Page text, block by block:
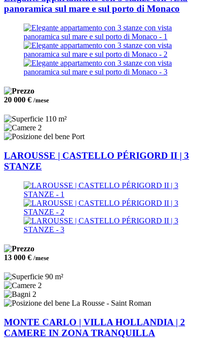
panoramica sul mare e sul porto di Monaco
20 000 € /mese
110 m²
2
Port
LAROUSSE | CASTELLO PÉRIGORD II | 3
STANZE
13 000 € /mese
90 m²
2
2
La Rousse - Saint Roman
MONTE CARLO | VILLA HOLLANDIA | 2
CAMERE IN ZONA TRANQUILLA